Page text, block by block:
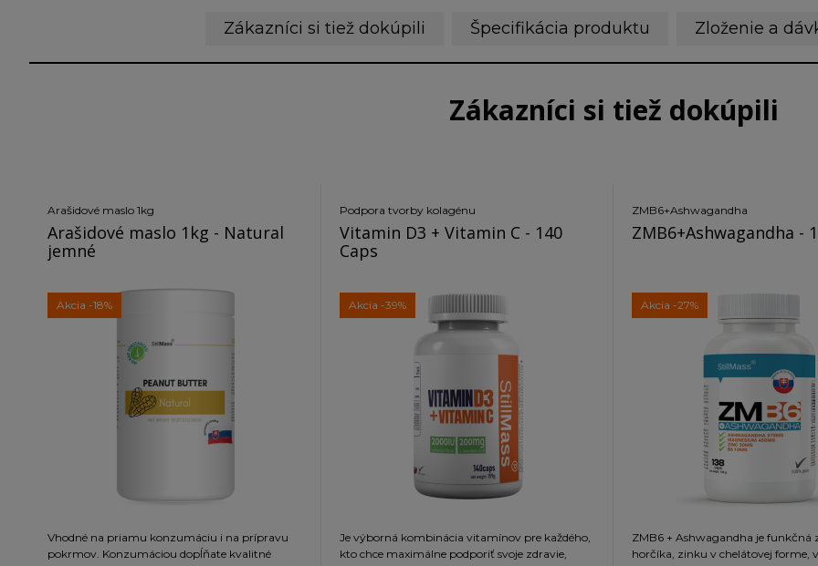
Zákazníci si tiež dokúpili Špecifikácia produktu Zloženie a
Zákazníci si tiež dokúpili
Arašidové maslo 1kg
Arašidové maslo 1kg - Natural
jemné
Akcia -18%
Vhodné na priamu konzumáciu i na prípravu
pokrmov. Konzumáciou dopĺňate kvalitné
Podpora tvorby kolagénu
Vitamin D3 + Vitamin C - 140
Caps
Akcia -39%
Je výborná kombinácia vitamínov pre každého,
kto chce maximálne podporiť svoje zdravie,
ZMB6+Ashwagandha
ZMB6+Ashwagandha -
Akcia -27%
ZMB6 + Ashwagandha je funkčná
horčíka, zinku v chelátovej forme,